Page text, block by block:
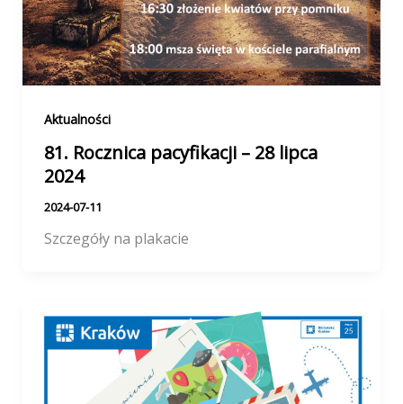
Aktualności
81. Rocznica pacyfikacji – 28 lipca
2024
2024-07-11
Szczegóły na plakacie